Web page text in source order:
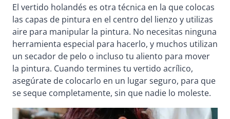
El vertido holandés es otra técnica en la que colocas
las capas de pintura en el centro del lienzo y utilizas
aire para manipular la pintura. No necesitas ninguna
herramienta especial para hacerlo, y muchos utilizan
un secador de pelo o incluso tu aliento para mover
la pintura. Cuando termines tu vertido acrílico,
asegúrate de colocarlo en un lugar seguro, para que
se seque completamente, sin que nadie lo moleste.